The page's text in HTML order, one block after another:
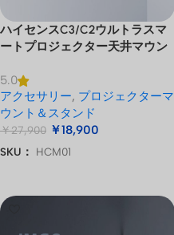
ハイセンスC3/C2ウルトラスマ
ートプロジェクター天井マウン
5.0
アクセサリー, プロジェクターマ
ウント＆スタンド
￥27,900 ￥18,900
SKU： HCM01